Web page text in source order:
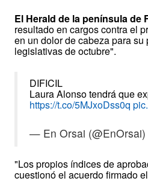
El Herald de la península de
resultado en cargos contra el
en un dolor de cabeza para su
legislativas de octubre".
DIFICIL
Laura Alonso tendrá que
https://t.co/5MJxoDss0q
— En Orsai
"Los propios índices de
cuestionó el acuerdo firmado